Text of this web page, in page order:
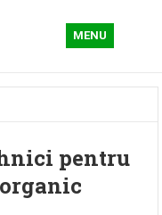
MENU
pentru